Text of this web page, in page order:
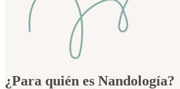
¿Para quién es Nandología?